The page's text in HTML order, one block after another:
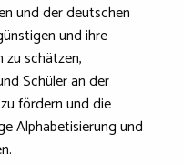
und der deutschen
und ihre
schätzen,
Schüler an der
fördern und die
Alphabetisierung und